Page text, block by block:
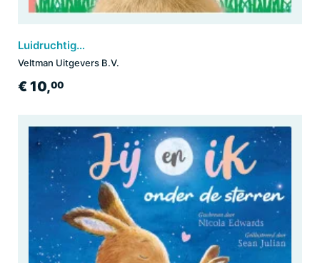
Luidruchtige dieren
Veltman Uitgevers B.V.
€ 10,00